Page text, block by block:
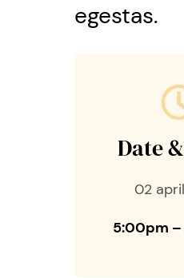
egestas.
Date
02
5:00pm –